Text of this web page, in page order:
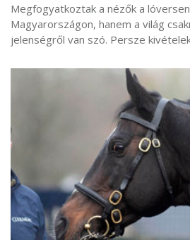
Megfogyatkoztak a nézők a
Magyarországon, hanem a világ
jelenségről van szó. Persze